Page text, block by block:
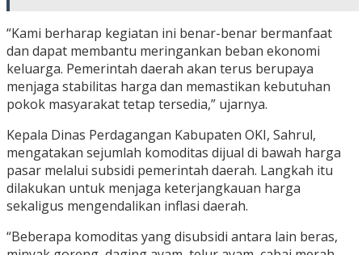
“Kami berharap kegiatan ini benar-benar bermanfaat
dan dapat membantu meringankan beban ekonomi
keluarga. Pemerintah daerah akan terus berupaya
menjaga stabilitas harga dan memastikan kebutuhan
pokok masyarakat tetap tersedia,” ujarnya.
Kepala Dinas Perdagangan Kabupaten OKI, Sahrul,
mengatakan sejumlah komoditas dijual di bawah harga
pasar melalui subsidi pemerintah daerah. Langkah itu
dilakukan untuk menjaga keterjangkauan harga
sekaligus mengendalikan inflasi daerah.
“Beberapa komoditas yang disubsidi antara lain beras,